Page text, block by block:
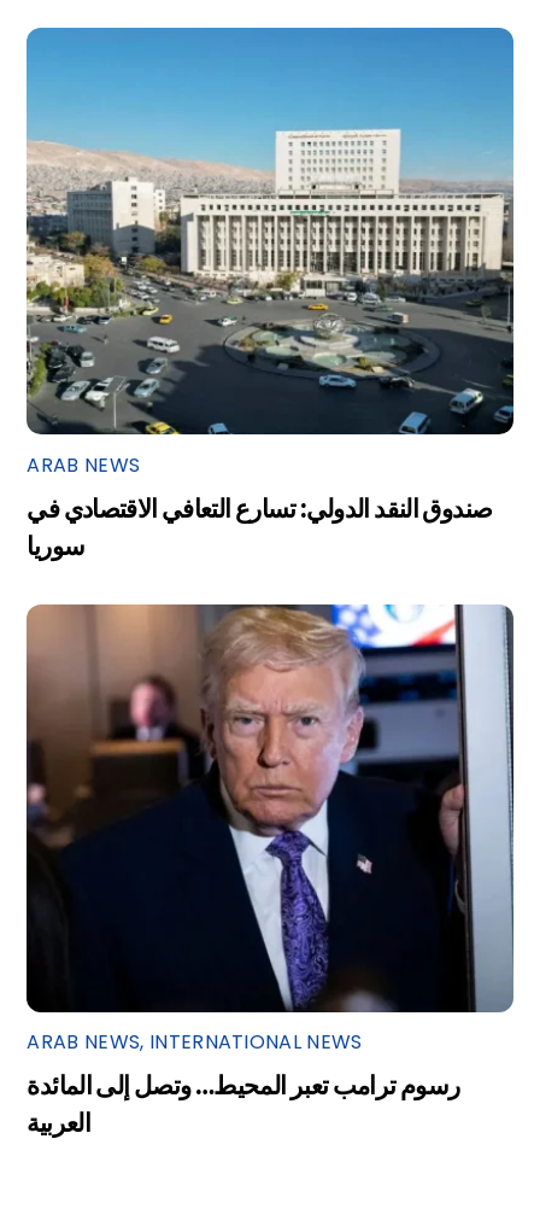
ARAB NEWS
صندوق النقد الدولي: تسارع التعافي الاقتصادي في
سوريا
ARAB NEWS, INTERNATIONAL NEWS
رسوم ترامب تعبر المحيط… وتصل إلى المائدة
العربية